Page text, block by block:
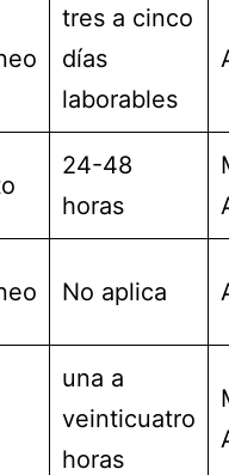
tres a cinco
días
laborables
24-48
horas
No aplica
una a
veinticuatro
horas